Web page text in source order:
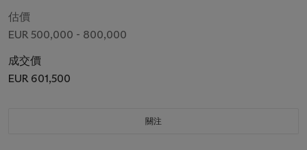
估價
EUR 500,000 - 800,000
成交價
EUR 601,500
關注